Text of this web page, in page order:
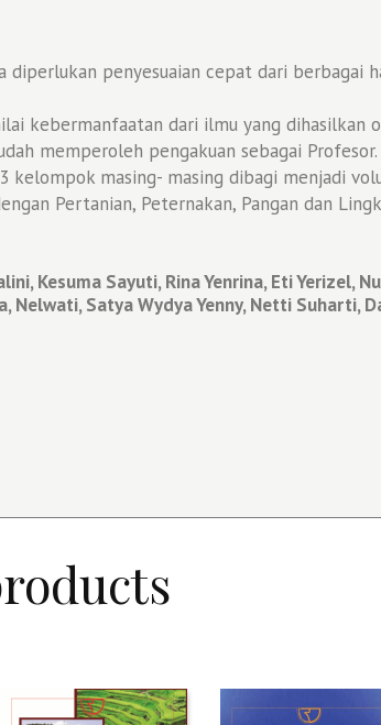
penyesuaian cepat dari berbagai
kebermanfaatan dari ilmu yang dihasilkan
memperoleh pengakuan sebagai
masing- masing dibagi menjadi
Pertanian, Peternakan, Pangan dan
Kesuma Sayuti, Rina Yenrina, Eti Yerizel,
Nelwati, Satya Wydya Yenny, Netti Suharti,